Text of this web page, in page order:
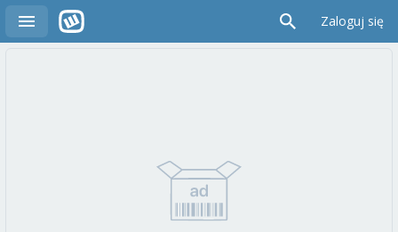
Zaloguj się